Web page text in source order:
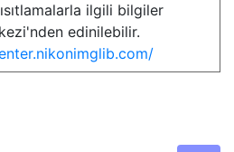
ilgili bilgiler
edinilebilir.